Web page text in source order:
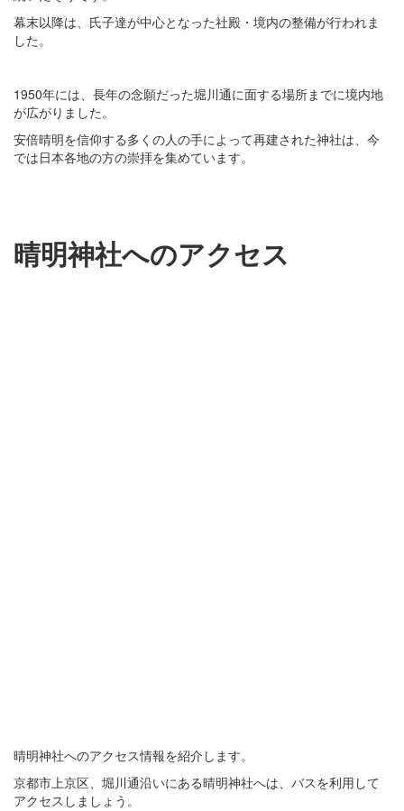
幕末以降は、氏子達が中心となった社殿・境内の整備が行われま
した。
1950年には、長年の念願だった堀川通に面する場所までに境内地
が広がりました。
安倍晴明を信仰する多くの人の手によって再建された神社は、今
では日本各地の方の崇拝を集めています。
晴明神社へのアクセス
晴明神社へのアクセス情報を紹介します。
京都市上京区、堀川通沿いにある晴明神社へは、バスを利用して
アクセスしましょう。